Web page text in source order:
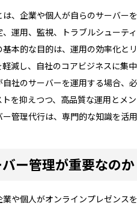
、企業や個人が自らのサーバー
運用、監視、トラブルシューテ
本的な目的は、運用の効率化と
減し、自社のコアビジネスに集
社のサーバーを運用する場合、
を抑えつつ、高品質な運用とメ
管理代行は、専門的な知識を活
ー管理が重要なのか
や個人がオンラインプレゼンス